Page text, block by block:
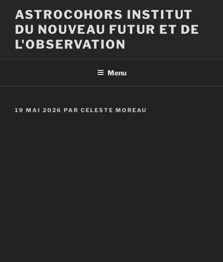
contenu
principal
ASTROCOHORS INSTITUT
DU NOUVEAU FUTUR ET DE
L'OBSERVATION
Menu
PUBLIÉ
19 MAI 2026 PAR CELESTE MOREAU